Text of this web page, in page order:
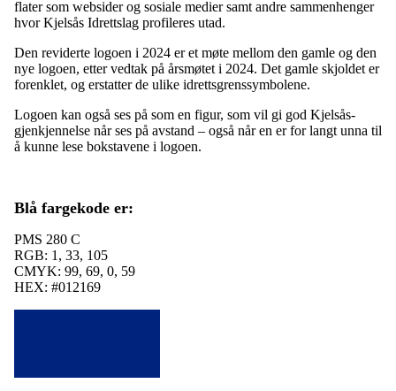
flater som websider og sosiale medier samt andre sammenhenger
hvor Kjelsås Idrettslag profileres utad.
Den reviderte logoen i 2024 er et møte mellom den gamle og den
nye logoen, etter vedtak på årsmøtet i 2024. Det gamle skjoldet er
forenklet, og erstatter de ulike idrettsgrenssymbolene.
Logoen kan også ses på som en figur, som vil gi god Kjelsås-
gjenkjennelse når ses på avstand – også når en er for langt unna til
å kunne lese bokstavene i logoen.
Blå fargekode er:
PMS 280 C
RGB: 1, 33, 105
CMYK: 99, 69, 0, 59
HEX: #012169